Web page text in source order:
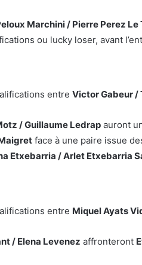
Marchini / Pierre Perez Le
ou lucky loser, avant
entre Victor Gabeur /
/ Guillaume Ledrap auront
face à une paire issue
Etxebarria / Arlet Etxebarria
entre Miquel Ayats
/ Elena Levenez affronteront